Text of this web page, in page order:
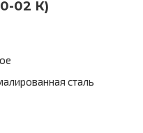
02 К)
сталь